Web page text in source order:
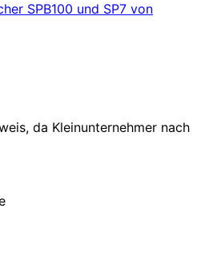
SPB100 und SP7 von
da Kleinunternehmer nach